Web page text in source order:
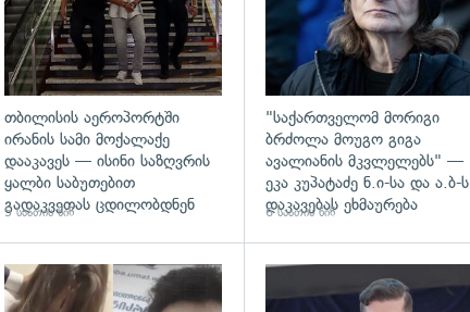
თბილისის აეროპორტში
ირანის სამი მოქალაქე
დააკავეს — ისინი საზღვრის
ყალბი საბუთებით
გადაკვეთას ცდილობდნენ
5 საათის წინ
"საქართველომ მორიგი
ბრძოლა მოუგო გიგა
ავალიანის მკვლელებს" —
ეკა კუპატაძე ნ.ი-სა და ა.ბ-ს
დაკავებას ეხმაურება
6 საათის წინ
გადახედვა